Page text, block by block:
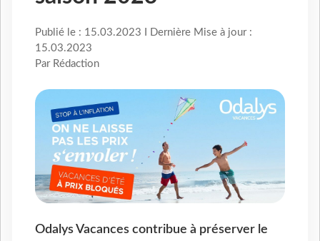
Publié le : 15.03.2023 I Dernière Mise à jour :
15.03.2023
Par Rédaction
Odalys Vacances contribue à préserver le